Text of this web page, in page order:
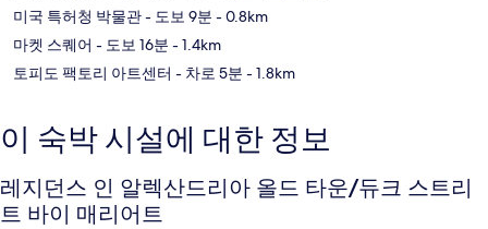
미국 특허청 박물관- 도보 9분 - 0.8km
마켓 스퀘어 - 도보 16분 - 1.4km
토피도 팩토리 아트센터 - 차로 5분 - 1.8km
이 숙박 시설에 대한 정보
레지던스 인 알렉산드리아 올드 타운/듀크 스트리
트 바이 매리어트